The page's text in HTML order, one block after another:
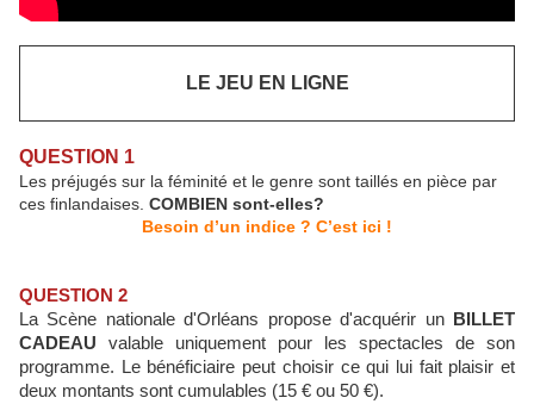
LE JEU EN LIGNE
QUESTION 1
Les préjugés sur la féminité et le genre sont taillés en pièce par
ces finlandaises. COMBIEN sont-elles?
Besoin d’un indice ? C’est ici !
QUESTION 2
La Scène nationale d'Orléans propose d'acquérir un
BILLET
CADEAU valable uniquement pour les spectacles de son
programme. Le bénéficiaire peut choisir ce qui lui fait plaisir et
deux montants sont cumulables (15 € ou 50 €).